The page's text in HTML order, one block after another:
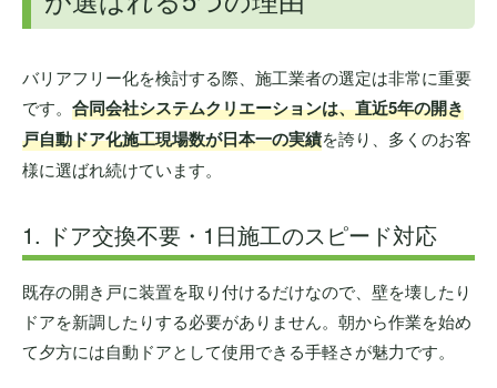
バリアフリー化を検討する際、施工業者の選定は非常に重要
です。 合同会社システムクリエーションは、直近5年の開き
戸自動ドア化施工現場数が日本一の実績を誇り、多くのお客
様に選ばれ続けています。
1. ドア交換不要・1日施工のスピード対応
既存の開き戸に装置を取り付けるだけなので、壁を壊したり
ドアを新調したりする必要がありません。朝から作業を始め
て夕方には自動ドアとして使用できる手軽さが魅力です。